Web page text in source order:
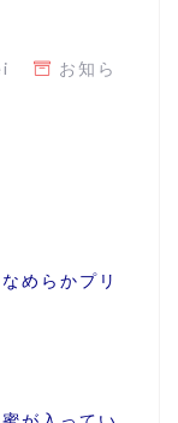
お知ら
めらかプリ